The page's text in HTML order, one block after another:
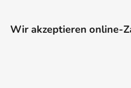
Wir akzeptieren online-